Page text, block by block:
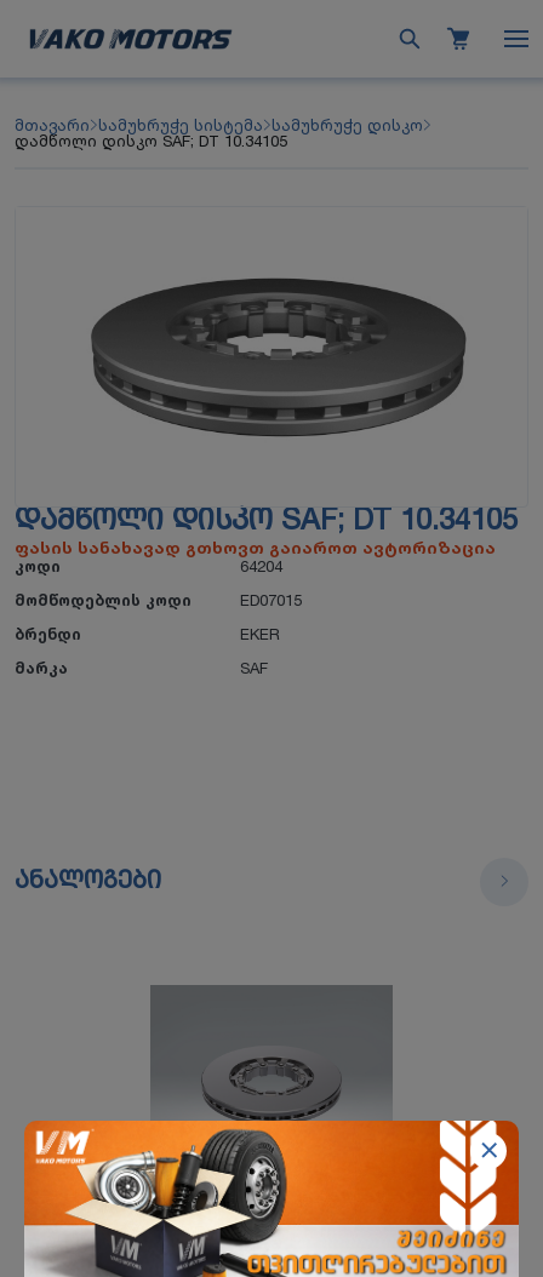
მთავარი სამუხრუჭე სისტემა სამუხრუჭე დისკო
დამწოლი დისკო SAF; DT 10.34105
ᲓᲐᲛᲬᲝᲚᲘ ᲓᲘᲡᲙᲝ SAF; DT 10.34105
ფასის სანახავად გთხოვთ გაიაროთ ავტორიზაცია
კოდი
64204
მომწოდებლის კოდი
ED07015
ბრენდი
EKER
მარკა
SAF
ანალოგები
სამუხრუჭე დისკო SAF
EKER BIJON